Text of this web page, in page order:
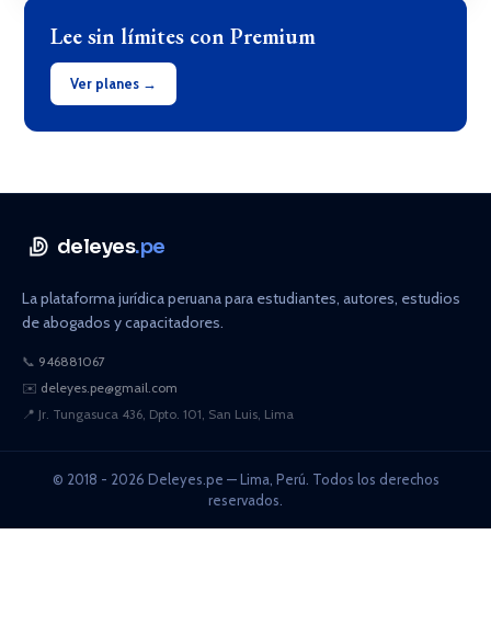
Lee sin límites con Premium
Ver planes →
deleyes.pe
La plataforma jurídica peruana para estudiantes, autores, estudios
de abogados y capacitadores.
📞 946881067
✉️ deleyes.pe@gmail.com
📍 Jr. Tungasuca 436, Dpto. 101, San Luis, Lima
© 2018 - 2026 Deleyes.pe — Lima, Perú. Todos los derechos
reservados.